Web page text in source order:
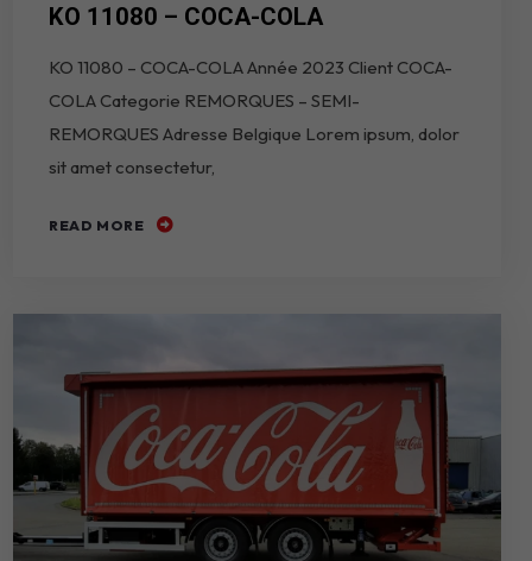
KO 11080 – COCA-COLA
KO 11080 – COCA-COLA Année 2023 Client COCA-
COLA Categorie REMORQUES – SEMI-
REMORQUES Adresse Belgique Lorem ipsum, dolor
sit amet consectetur,
READ MORE